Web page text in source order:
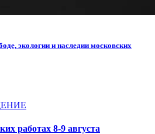
экологии и наследии московских
работах 8-9 августа